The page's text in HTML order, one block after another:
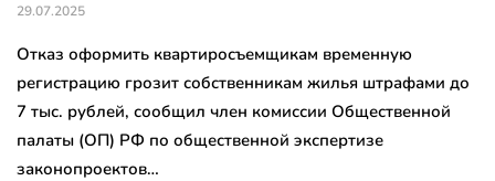
29.07.2025
Отказ оформить квартиросъемщикам временную
регистрацию грозит собственникам жилья штрафами до
7 тыс. рублей, сообщил член комиссии Общественной
палаты (ОП) РФ по общественной экспертизе
законопроектов…